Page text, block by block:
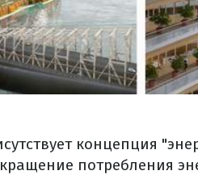
концепция
потребления